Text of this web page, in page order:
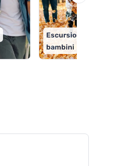
Escursioni con i
bambini